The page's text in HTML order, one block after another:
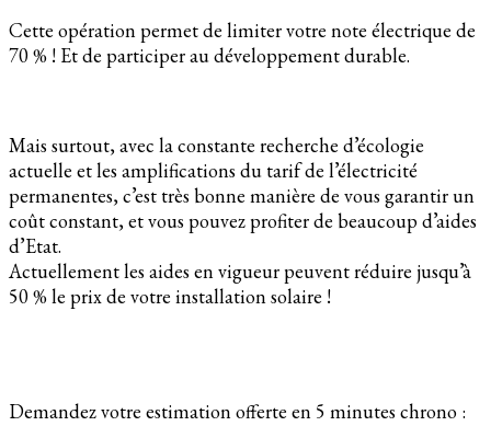
Cette opération permet de limiter votre note électrique de
70 % ! Et de participer au développement durable.
Mais surtout, avec la constante recherche d’écologie
actuelle et les amplifications du tarif de l’électricité
permanentes, c’est très bonne manière de vous garantir un
coût constant, et vous pouvez profiter de beaucoup d’aides
d’Etat.
Actuellement les aides en vigueur peuvent réduire jusqu’à
50 % le prix de votre installation solaire !
Demandez votre estimation offerte en 5 minutes chrono :